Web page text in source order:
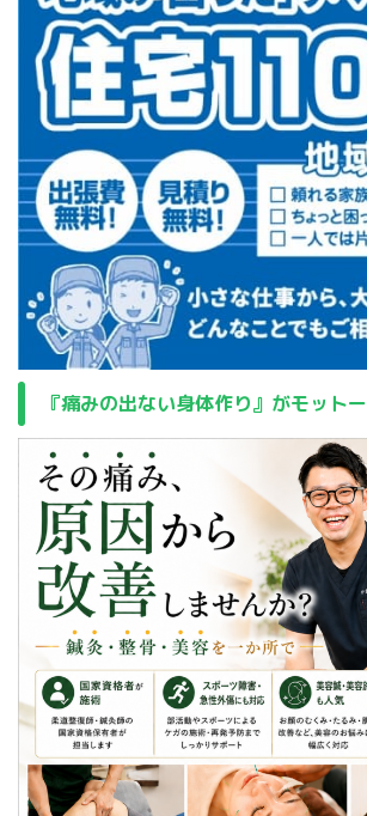
『痛みの出ない身体作り』がモットー